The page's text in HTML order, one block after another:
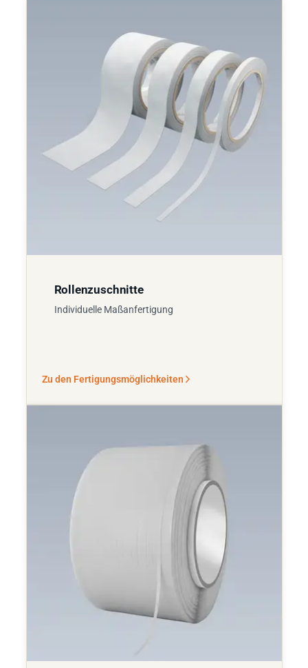
Rollenzuschnitte
Individuelle Maßanfertigung
Zu den Fertigungsmöglichkeiten